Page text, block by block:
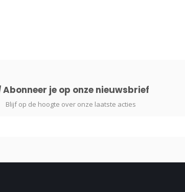
Abonneer je op onze nieuwsbrief
Blijf op de hoogte over onze laatste acties